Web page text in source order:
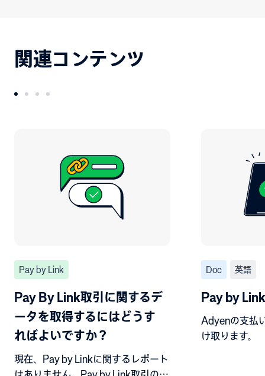
関連コンテンツ
Pay by Link
Pay By Link取引に関するデ
ータを取得するにはどうす
ればよいですか？
現在、Pay by Linkに関するレポート
Doc 英語
Pay by Link
Adyenの支払
け取ります。